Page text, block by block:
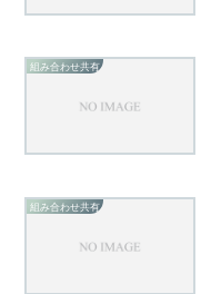
組み合わせ共有
組み合わせ共有